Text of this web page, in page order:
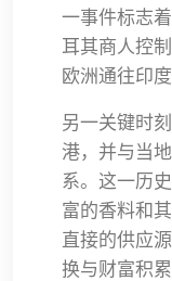
一事件标志
耳其商人控
欧洲通往印
另一关键时
港，并与当
系。这一历
富的香料和
直接的供应
换与财富积